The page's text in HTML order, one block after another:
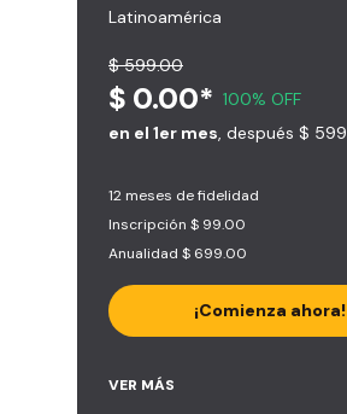
Latinoamérica
$ 599.00
$ 0.00* 100% OFF
en el 1er mes , después $
12 meses de fidelidad
Inscripción $ 99.00
Anualidad $ 699.00
¡Comienza ahora!
Acceso ilimitado a +
VER MÁS